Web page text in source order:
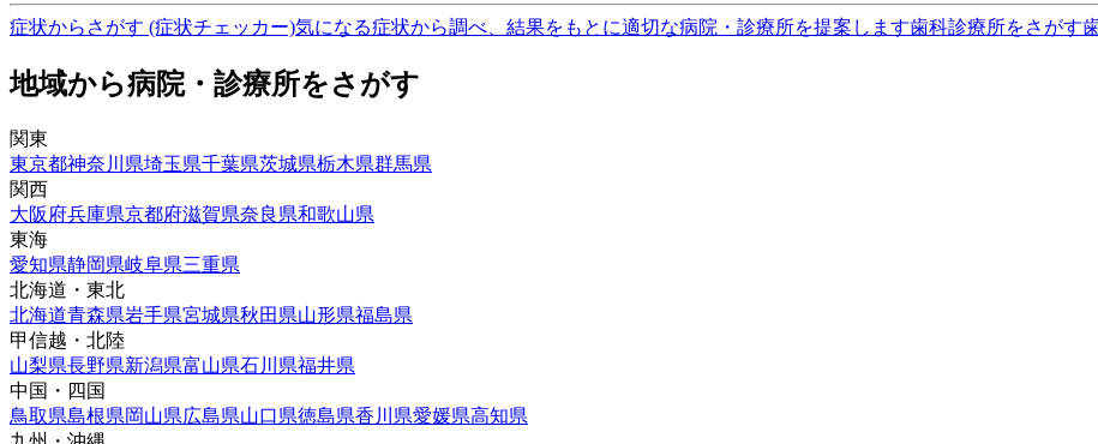
症状からさがす (症状チェッカー)気になる症状から調べ、結果をもとに適切な病院・診療所を提案します歯科診療所をさがす
地域から病院・診療所をさがす
関東
東京都神奈川県埼玉県千葉県茨城県栃木県群馬県
関西
大阪府兵庫県京都府滋賀県奈良県和歌山県
東海
愛知県静岡県岐阜県三重県
北海道・東北
北海道青森県岩手県宮城県秋田県山形県福島県
甲信越・北陸
山梨県長野県新潟県富山県石川県福井県
中国・四国
鳥取県島根県岡山県広島県山口県徳島県香川県愛媛県高知県